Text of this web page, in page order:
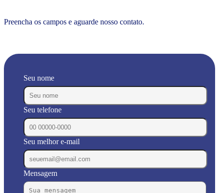
Preencha os campos e aguarde nosso contato.
Seu nome
Seu telefone
Seu melhor e-mail
Mensagem